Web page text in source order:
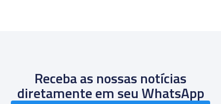
Receba as nossas notícias
diretamente em seu WhatsApp